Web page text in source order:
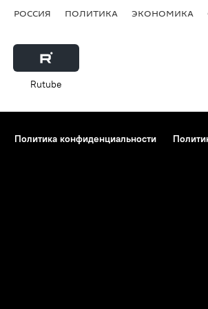
РОССИЯ ПОЛИТИКА ЭКОНОМИКА
Rutube
Политика конфиденциальности